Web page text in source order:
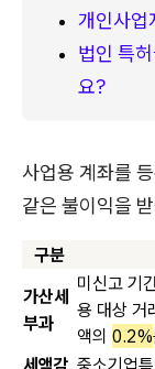
개인사
법인 특
요?
사업용 계좌를
같은 불이익을
구분
가산세
부과
미신고 기
용 대상 거
액의 0.2%
세액감 중소기업